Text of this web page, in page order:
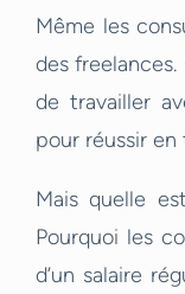
Même les
des freelances.
de travailler
pour réussir
Mais quelle
Pourquoi les
d’un salaire